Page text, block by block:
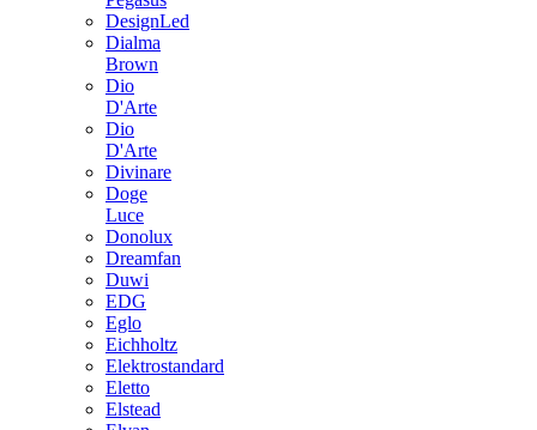
DesignLed
Dialma
Brown
Dio
D'Arte
Dio
D'Arte
Divinare
Doge
Luce
Donolux
Dreamfan
Duwi
EDG
Eglo
Eichholtz
Elektrostandard
Eletto
Elstead